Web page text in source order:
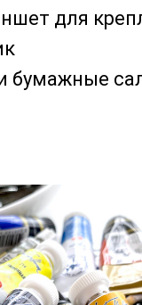
для
бумажные